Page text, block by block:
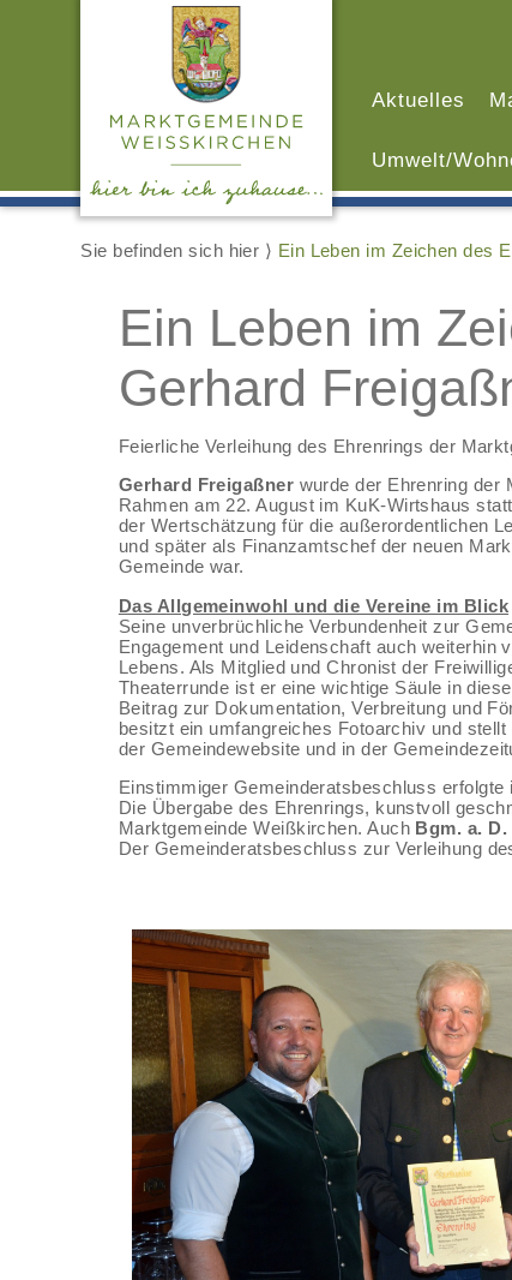
Aktuelles
Umwelt/
Sie befinden sich hier ⟩ Ein Leben im Zeichen des
Ein Leben im
Gerhard
Feierliche Verleihung des Ehrenrings der
Gerhard Freigaßner wurde der Ehrenring der
Rahmen am 22. August im KuK-Wirtshaus
der Wertschätzung für die außerordentlichen
und später als Finanzamtschef der neuen
Gemeinde war.
Das Allgemeinwohl und die Vereine im Blick
Seine unverbrüchliche Verbundenheit zur
Engagement und Leidenschaft auch
Lebens. Als Mitglied und Chronist der
Theaterrunde ist er eine wichtige Säule in
Beitrag zur Dokumentation, Verbreitung und
besitzt ein umfangreiches Fotoarchiv und
der Gemeindewebsite und in der
Einstimmiger Gemeinderatsbeschluss erfolgte
Die Übergabe des Ehrenrings, kunstvoll
Marktgemeinde Weißkirchen. Auch Bgm. a.
Der Gemeinderatsbeschluss zur Verleihung